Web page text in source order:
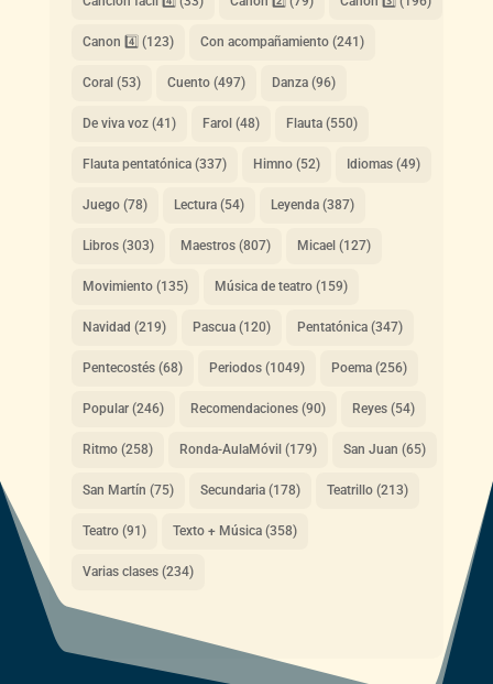
Canon 4️⃣ (123) Con acompañamiento(241)
Coral (53) Cuento(497) Danza(96)
De viva voz(41) Farol (48) Flauta(550)
Flauta pentatónica(337) Himno(52) Idiomas(49)
Juego(78) Lectura(54) Leyenda(387)
Libros(303) Maestros(807) Micael (127)
Movimiento(135) Música de teatro(159)
Navidad (219) Pascua(120) Pentatónica(347)
Pentecostés(68) Periodos(1049) Poema(256)
Popular(246) Recomendaciones(90) Reyes(54)
Ritmo(258) Ronda-AulaMóvil (179) San Juan (65)
San Martín (75) Secundaria(178) Teatrillo(213)
Teatro(91) Texto + Música(358)
Varias clases(234)